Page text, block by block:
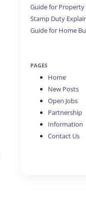
Guide for
Stamp Duty
Guide for Home
PAGES
Home
New Posts
Open Jobs
Partnership
Information
Contact Us